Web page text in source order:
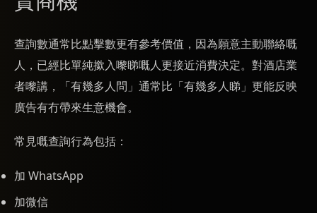
查詢數通常比點擊數更有參考價值，因為願意主動聯絡嘅
人，已經比單純撳入嚟睇嘅人更接近消費決定。對酒店業
者嚟講，「有幾多人問」通常比「有幾多人睇」更能反映
廣告有冇帶來生意機會。
常見嘅查詢行為包括：
加 WhatsApp
加微信